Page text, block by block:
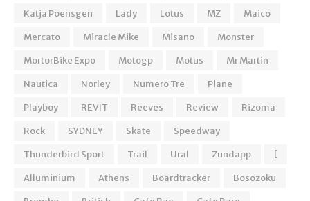
Katja Poensgen
Lady Lotus MZ
Maico
Mercato
Miracle Mike Misano
Monster
MortorBike Expo
Motogp Motus
Mr Martin
Nautica
Norley Numero Tre
Plane
Playboy
REVIT Reeves Review
Rizoma
Rock
SYDNEY Skate
Speedway
Thunderbird Sport
Trail Ural Zundapp
[
Alluminium
Athens Boardtracker
Bosozoku